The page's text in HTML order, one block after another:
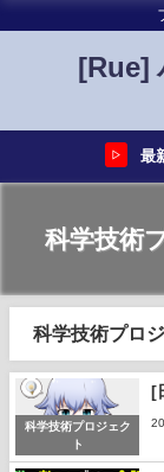
[Rue]
▷ 最
科学技術
科学技術プロ
科学技術プロジェク
ト
[